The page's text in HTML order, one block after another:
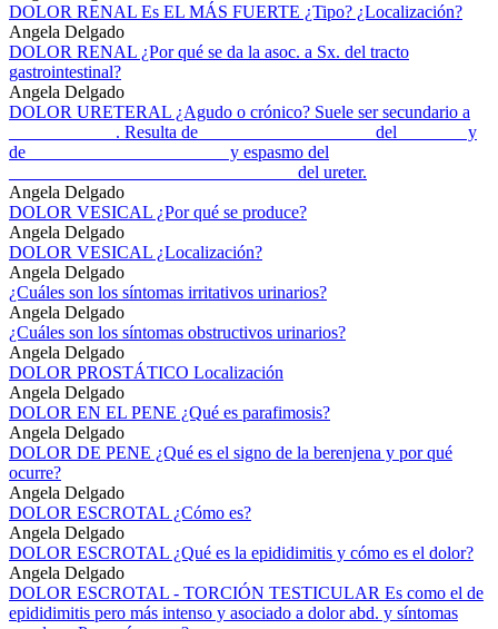
DOLOR RENAL Es EL MÁS FUERTE ¿Tipo? ¿Localización?
Angela Delgado
DOLOR RENAL ¿Por qué se da la asoc. a Sx. del tracto
gastrointestinal?
Angela Delgado
DOLOR URETERAL ¿Agudo o crónico? Suele ser secundario a
____________. Resulta de ___________________ del _______ y
de ______________________ y espasmo del
________________________________ del ureter.
Angela Delgado
DOLOR VESICAL ¿Por qué se produce?
Angela Delgado
DOLOR VESICAL ¿Localización?
Angela Delgado
¿Cuáles son los síntomas irritativos urinarios?
Angela Delgado
¿Cuáles son los síntomas obstructivos urinarios?
Angela Delgado
DOLOR PROSTÁTICO Localización
Angela Delgado
DOLOR EN EL PENE ¿Qué es parafimosis?
Angela Delgado
DOLOR DE PENE ¿Qué es el signo de la berenjena y por qué
ocurre?
Angela Delgado
DOLOR ESCROTAL ¿Cómo es?
Angela Delgado
DOLOR ESCROTAL ¿Qué es la epididimitis y cómo es el dolor?
Angela Delgado
DOLOR ESCROTAL - TORCIÓN TESTICULAR Es como el de
epididimitis pero más intenso y asociado a dolor abd. y síntomas